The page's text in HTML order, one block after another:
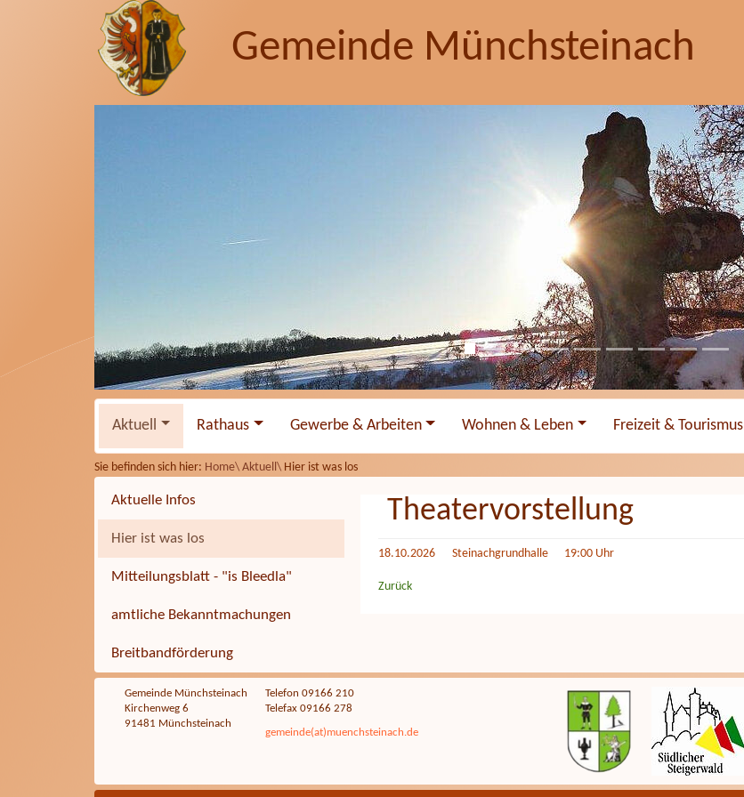
Gemeinde Münchsteinach
Aktuell Rathaus Gewerbe & Arbeiten Wohnen & Leben Freizeit & Tourismus
Sie befinden sich hier: Home\ Aktuell\ Hier ist was los
Aktuelle Infos
Hier ist was los
Mitteilungsblatt - "is Bleedla"
amtliche Bekanntmachungen
Breitbandförderung
Theatervorstellung
18.10.2026 Steinachgrundhalle 19:00 Uhr
Zurück
Gemeinde Münchsteinach
Kirchenweg 6
91481 Münchsteinach
Telefon 09166 210
Telefax 09166 278
gemeinde(at)muenchsteinach.de